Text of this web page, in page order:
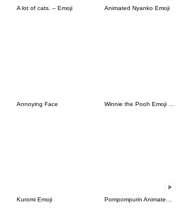
A lot of cats. – Emoji Animated Nyanko Emoji
Annoying Face
Kuromi Emoji